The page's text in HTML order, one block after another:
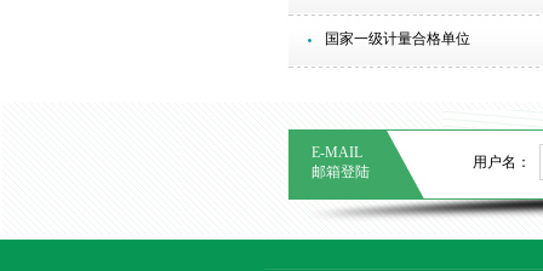
国家一级计量合格单位
邮箱登陆
E-MAIL
用户名：